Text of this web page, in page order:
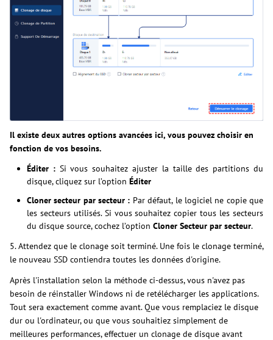
Il existe deux autres options avancées ici, vous pouvez choisir en
fonction de vos besoins.
Éditer :Si vous souhaitez ajuster la taille des partitions du
disque, cliquez sur l’option Éditer
Cloner secteur par secteur : Par défaut, le logiciel ne copie que
les secteurs utilisés. Si vous souhaitez copier tous les secteurs
du disque source, cochez l’option Cloner Secteur par secteur.
5. Attendez que le clonage soit terminé. Une fois le clonage terminé,
le nouveau SSD contiendra toutes les données d'origine.
Après l'installation selon la méthode ci-dessus, vous n'avez pas
besoin de réinstaller Windows ni de retélécharger les applications.
Tout sera exactement comme avant. Que vous remplaciez le disque
dur ou l'ordinateur, ou que vous souhaitiez simplement de
meilleures performances, effectuer un clonage de disque avant